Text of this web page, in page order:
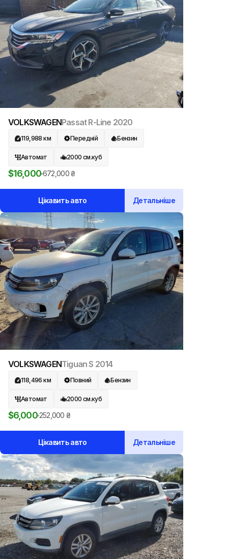
VOLKSWAGENPassat R-Line 2020
119,988 км Передній Бензин
Автомат 2000 см.куб
$16,000672,000₴
Цікавить авто Детальніше
VOLKSWAGENTiguan S 2014
118,496 км Повний Бензин
Автомат 2000 см.куб
$6,000252,000 ₴
Цікавить авто Детальніше